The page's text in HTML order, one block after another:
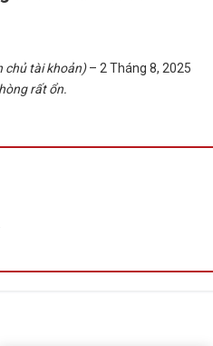
chủ tài khoản) – 2 Tháng 8, 2025
rất ổn.